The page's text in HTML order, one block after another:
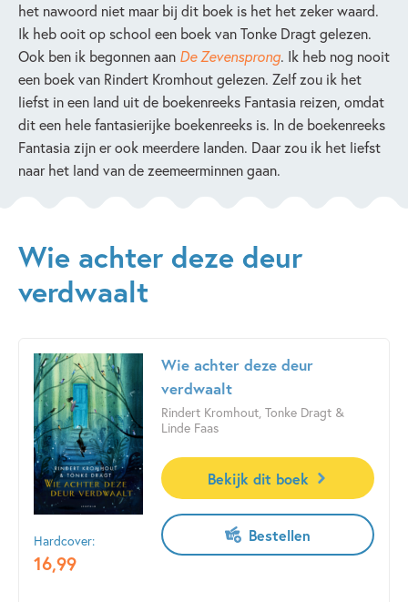
het nawoord niet maar bij dit boek is het het zeker waard.
Ik heb ooit op school een boek van Tonke Dragt gelezen.
Ook ben ik begonnen aan De Zevensprong. Ik heb nog nooit
een boek van Rindert Kromhout gelezen. Zelf zou ik het
liefst in een land uit de boekenreeks Fantasia reizen, omdat
dit een hele fantasierijke boekenreeks is. In de boekenreeks
Fantasia zijn er ook meerdere landen. Daar zou ik het liefst
naar het land van de zeemeerminnen gaan.
Wie achter deze deur
verdwaalt
Hardcover:
16,99
Wie achter deze deur
verdwaalt
Rindert Kromhout, Tonke Dragt &
Linde Faas
Bekijk dit boek
Bestellen